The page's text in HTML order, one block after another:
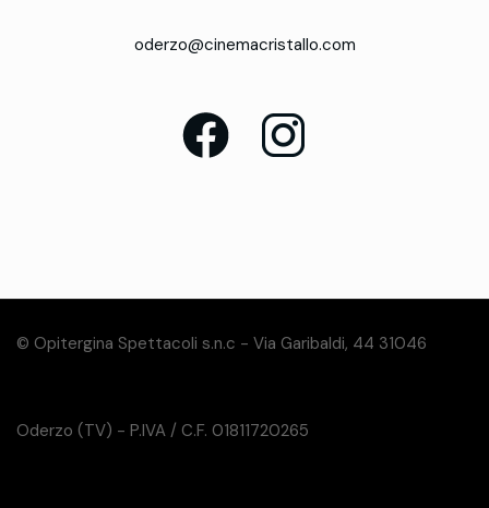
oderzo@cinemacristallo.com
© Opitergina Spettacoli s.n.c - Via Garibaldi, 44 31046
Oderzo (TV) - P.IVA / C.F. 01811720265